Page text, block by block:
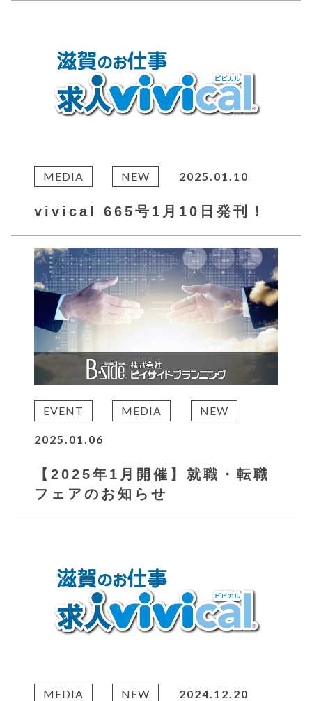
MEDIA NEW 2025.01.10
vivical 665号1月10日発刊！
EVENT MEDIA NEW
2025.01.06
【2025年1月開催】就職・転職
フェアのお知らせ
MEDIA NEW 2024.12.20